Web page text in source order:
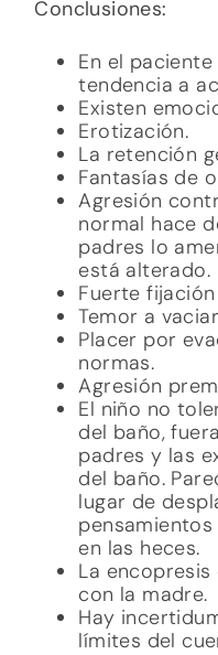
Conclusiones:
En el
tendencia a
Existen
Erotización.
La retención
Fantasías de
Agresión
normal hace
padres lo
está alterado.
Fuerte fijación
Temor a
Placer por
normas.
Agresión
El niño no
del baño,
padres y las
del baño.
lugar de
en las heces.
La
con la madre.
Hay
límites del